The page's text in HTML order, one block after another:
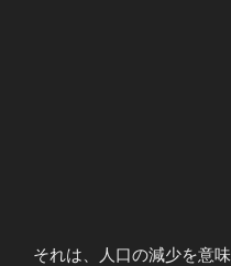
それは、人口の減少を意味